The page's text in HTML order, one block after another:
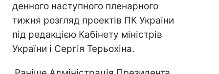
денного наступного пленарного
тижня розгляд проектів ПК України
під редакцією Кабінету міністрів
України і Сергія Терьохіна.